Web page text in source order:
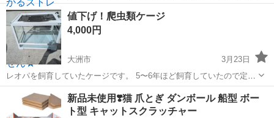
✨ 28℃以下で自然凍結 冷蔵庫いらずで繰り返し使える便利アイテムで
す！ 首にかけるだけでひんやり快適 通勤・通学・外遊び・アウトドア
に◎ 電源不要でエコ...
愛媛 大洲市 伊予大洲駅 その他
値下げ！爬虫類ケージ
4,000円
大洲市
3月23日
レオパを飼育していたケージです。 5〜6年ほど飼育していたので定期
的に掃除はしていましたがコーキング部の落ちない汚れなどありま
す。 暖突Sサイズと隠れ家もお付けします。 ウエットシェルターは汚
れが多い為廃棄しました。 上部の...
大洲市 その他 ケージ
新品未使用❣️猫 爪とぎ ダンボール 船型 ボー
ト型 キャットスクラッチャー